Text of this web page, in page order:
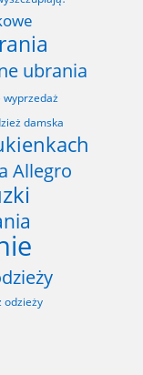
ubrania
wyprzedaż
damska
Allegro
odzieży